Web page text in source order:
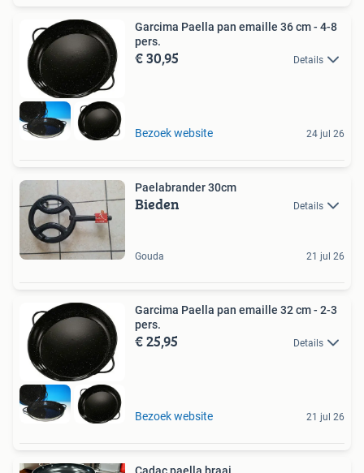
Garcima Paella pan emaille 36 cm - 4-8
pers.
€ 30,95 Details
Bezoek website 24 jul 26
Paelabrander 30cm
Bieden Details
Gouda 21 jul 26
Garcima Paella pan emaille 32 cm - 2-3
pers.
€ 25,95 Details
Bezoek website 21 jul 26
Cadac paella braai